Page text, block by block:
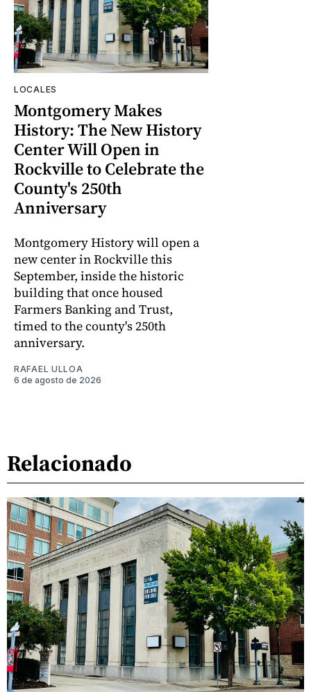
LOCALES
Montgomery Makes
History: The New History
Center Will Open in
Rockville to Celebrate the
County's 250th
Anniversary
Montgomery History will open a
new center in Rockville this
September, inside the historic
building that once housed
Farmers Banking and Trust,
timed to the county's 250th
anniversary.
RAFAEL ULLOA
6 de agosto de 2026
Relacionado